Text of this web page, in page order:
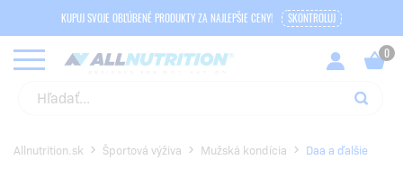
KUPUJ SVOJE OBĽÚBENÉ PRODUKTY ZA NAJLEPŠIE CENY! SKONTROLUJ
Allnutrition.sk Športová výživa Mužská kondícia Daa a ďalšie